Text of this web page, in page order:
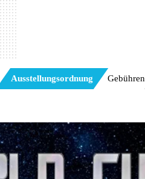
Ausstellungsordnung Gebühren